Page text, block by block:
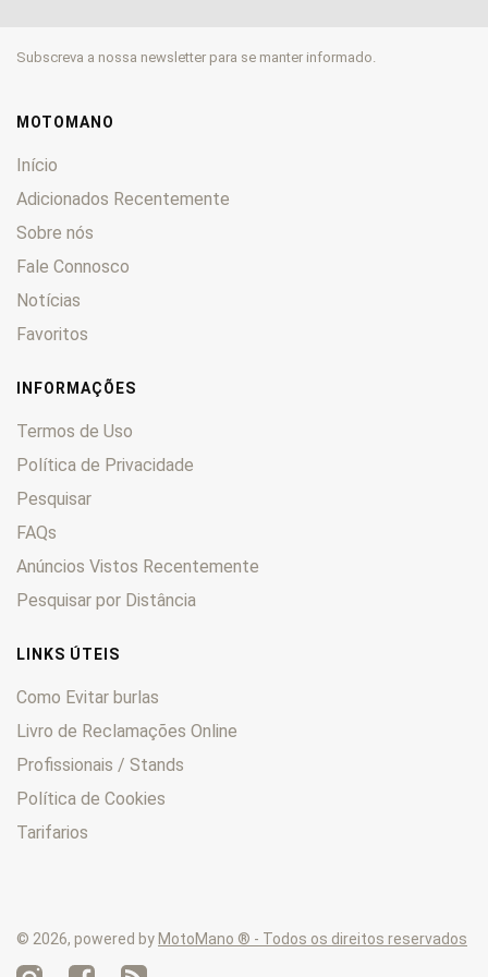
Paddock 0
Revolution
Senda 0
Sport
TTS 0
Turismo
Vamos
X-Race 0
Subscreva a nossa newsletter para se manter informado.
MOTOMANO
Início
Adicionados Recentemente
Sobre nós
Fale Connosco
Notícias
Favoritos
INFORMAÇÕES
Termos de Uso
Política de Privacidade
Pesquisar
FAQs
Anúncios Vistos Recentemente
Pesquisar por Distância
LINKS ÚTEIS
Como Evitar burlas
Livro de Reclamações Online
Profissionais / Stands
Política de Cookies
Tarifarios
© 2026, powered by MotoMano ® - Todos os direitos reservados